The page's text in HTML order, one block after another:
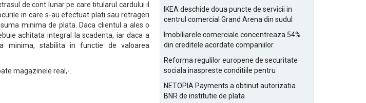
de cont lunar pe care titularul cardului il
in care s-au efectuat plati sau retrageri
minima de plata. Daca clientul a ales o
achitata integral la scadenta, iar daca a
stabilita in functie de valoarea
magazinele real,-.
IKEA deschide doua puncte de servicii in
centrul comercial Grand Arena din sudul
Imobiliarele comerciale concentreaza 54%
din creditele acordate companiilor
Reforma regulilor europene de securitate
sociala inaspreste conditiile pentru
NETOPIA Payments a obtinut autorizatia
BNR de institutie de plata